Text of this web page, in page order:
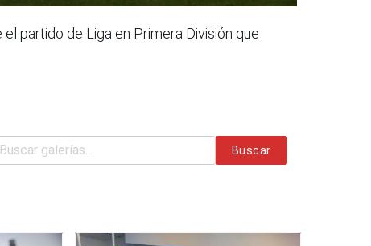
partido de Liga en Primera División que
Buscar